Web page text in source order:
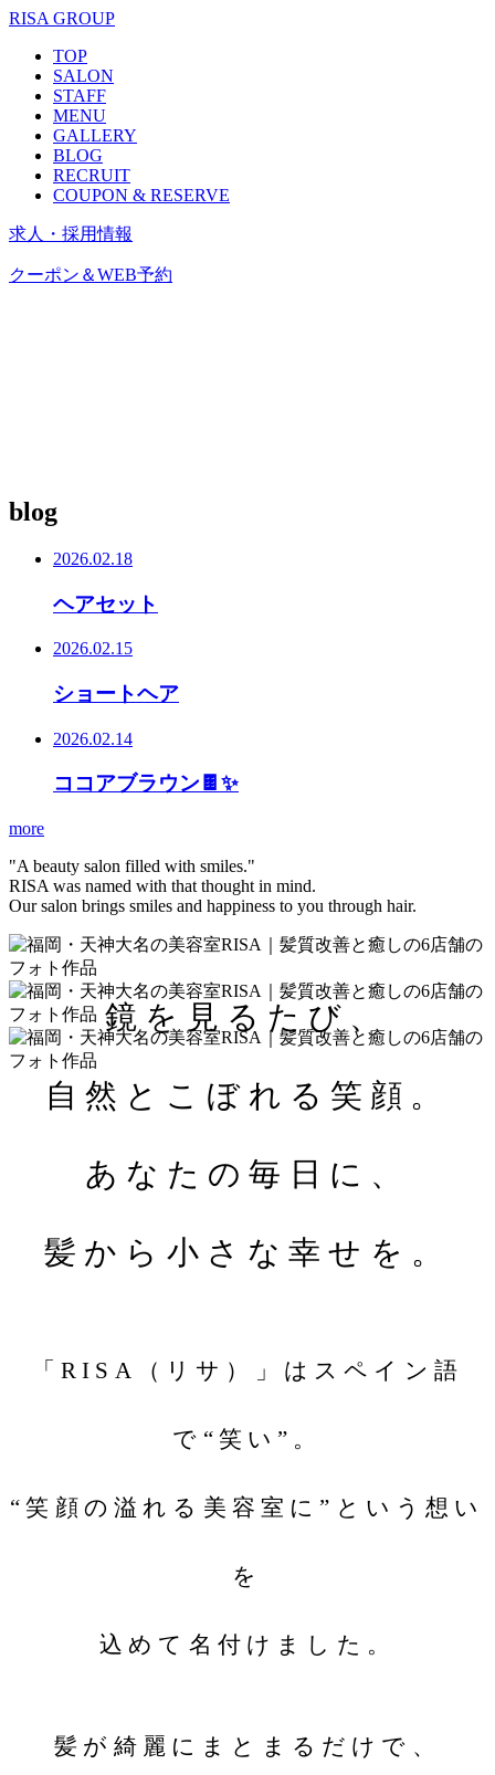
RISA GROUP
TOP
SALON
STAFF
MENU
GALLERY
BLOG
RECRUIT
COUPON & RESERVE
求人・採用情報
クーポン＆WEB予約
blogブ
ロ
2026.02.18
ヘアセット
2026.02.15
ショートヘア
2026.02.14
ココアブラウン🍫✨
more
"A beauty salon filled with smiles."
RISA was named with that thought in mind.
Our salon brings smiles and happiness to you through hair.
鏡を見るたび、
自然とこぼれる笑顔。
あなたの毎日に、
髪から小さな幸せを。
「RISA（リサ）」はスペイン語
で“笑い”。
“笑顔の溢れる美容室に”という想い
を
込めて名付けました。
髪が綺麗にまとまるだけで、